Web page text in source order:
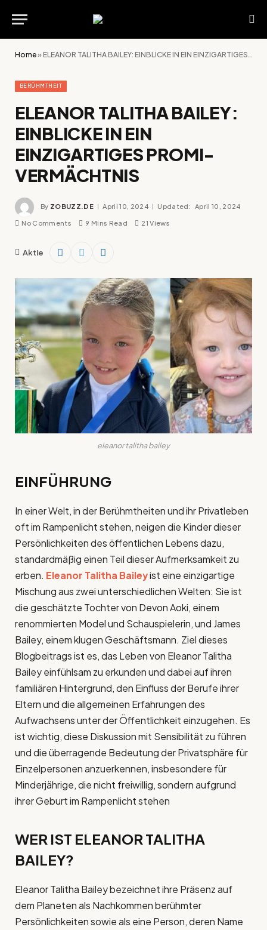
Home»ELEANOR TALITHA BAILEY: EINBLICKE IN EIN EINZIGARTIGES PROMI-VERMÄCHTNIS
BERÜHMTHEIT
ELEANOR TALITHA BAILEY:
EINBLICKE IN EIN
EINZIGARTIGES PROMI-
VERMÄCHTNIS
By ZOBUZZ.DE April 10, 2024 Updated: April 10, 2024
No Comments 9 Mins Read 21Views
Aktie
eleanor talitha bailey
EINFÜHRUNG
In einer Welt, in der Berühmtheiten und ihr Privatleben
oft im Rampenlicht stehen, neigen die Kinder dieser
Persönlichkeiten des öffentlichen Lebens dazu,
standardmäßig einen Teil dieser Aufmerksamkeit zu
erben. Eleanor Talitha Baileyist eine einzigartige
Mischung aus zwei unterschiedlichen Welten: Sie ist
die geschätzte Tochter von Devon Aoki, einem
renommierten Model und Schauspielerin, und James
Bailey, einem klugen Geschäftsmann. Ziel dieses
Blogbeitrags ist es, das Leben von Eleanor Talitha
Bailey einfühlsam zu erkunden und dabei auf ihren
familiären Hintergrund, den Einfluss der Berufe ihrer
Eltern und die allgemeinen Erfahrungen des
Aufwachsens unter der Öffentlichkeit einzugehen. Es
ist wichtig, diese Diskussion mit Sensibilität zu führen
und die überragende Bedeutung der Privatsphäre für
Einzelpersonen anzuerkennen, insbesondere für
Minderjährige, die nicht freiwillig, sondern aufgrund
ihrer Geburt im Rampenlicht stehen
WER IST ELEANOR TALITHA
BAILEY?
Eleanor Talitha Bailey bezeichnet ihre Präsenz auf
dem Planeten als Nachkommen berühmter
Persönlichkeiten sowie als eine Person, deren Name